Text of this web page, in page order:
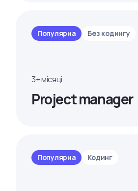
Популярна Без кодингу
3+ місяці
Project manager
Популярна Кодинг